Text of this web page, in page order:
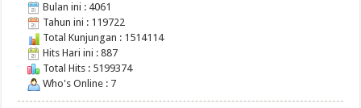
Bulan ini : 4061
Tahun ini : 119722
Total Kunjungan : 1514114
Hits Hari ini : 887
Total Hits : 5199374
Who's Online : 7